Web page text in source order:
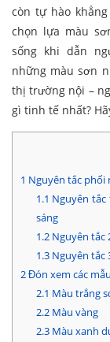
còn tự hào
chọn lựa màu
sống khi dẫn
những màu sơn
thị trường nội –
gì tinh tế nhất?
1 Nguyên tắc phối
1.1 Nguyên tắc
sáng
1.2Nguyên tắc
1.3Nguyên tắc
2Đón xem các
2.1 Màu trắng
2.2Màu vàng
2.3Màu xanh